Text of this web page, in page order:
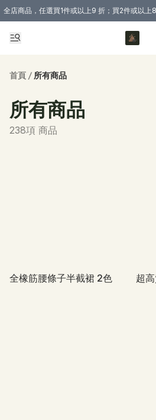
全店商品，任選買1件或以上9 折；買2件或以
購買 3 件商品或以上即享免運費優惠！（適用於
首頁 / 所有商品
所有商品
238項 商品
全橡筋腰條子半截裙 2色 超